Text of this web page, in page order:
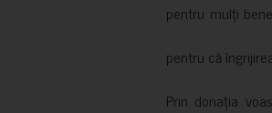
pentru mulți
pentru că
Prin donația